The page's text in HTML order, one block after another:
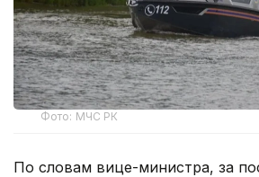
Фото: МЧС РК
По словам вице-министра, за